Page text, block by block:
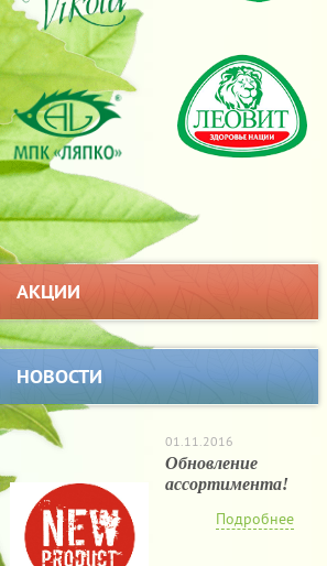
АКЦИИ
НОВОСТИ
01.11.2016
Обновление
ассортимента!
Подробнее